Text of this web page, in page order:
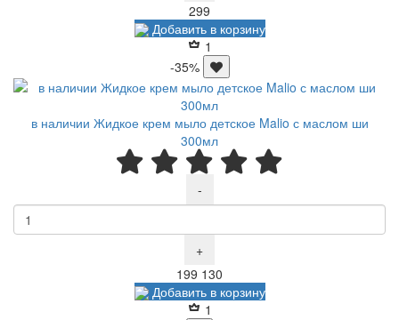
299
Добавить в корзину
1
-35%
в наличии Жидкое крем мыло детское Malio с маслом ши
300мл
-
+
199 Р130
Добавить в корзину
1